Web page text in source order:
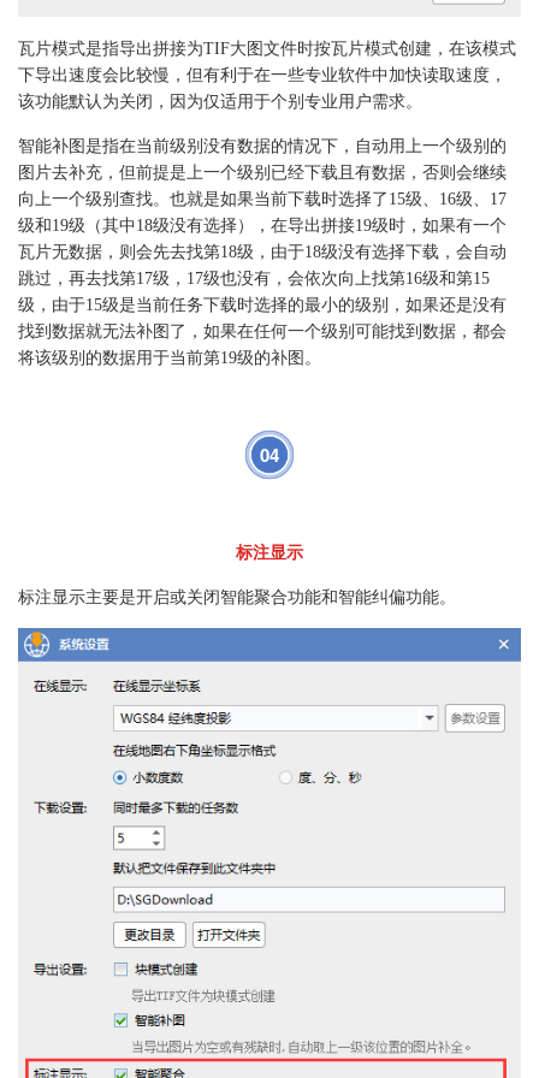
瓦片模式是指导出拼接为TIF大图文件时按瓦片模式创建，在该模式
下导出速度会比较慢，但有利于在一些专业软件中加快读取速度，
该功能默认为关闭，因为仅适用于个别专业用户需求。
智能补图是指在当前级别没有数据的情况下，自动用上一个级别的
图片去补充，但前提是上一个级别已经下载且有数据，否则会继续
向上一个级别查找。也就是如果当前下载时选择了15级、16级、17
级和19级（其中18级没有选择），在导出拼接19级时，如果有一个
瓦片无数据，则会先去找第18级，由于18级没有选择下载，会自动
跳过，再去找第17级，17级也没有，会依次向上找第16级和第15
级，由于15级是当前任务下载时选择的最小的级别，如果还是没有
找到数据就无法补图了，如果在任何一个级别可能找到数据，都会
将该级别的数据用于当前第19级的补图。
04
标注显示
标注显示主要是开启或关闭智能聚合功能和智能纠偏功能。